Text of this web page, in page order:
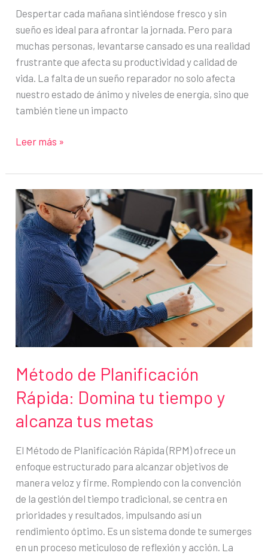
Despertar cada mañana sintiéndose fresco y sin
sueño es ideal para afrontar la jornada. Pero para
muchas personas, levantarse cansado es una realidad
frustrante que afecta su productividad y calidad de
vida. La falta de un sueño reparador no solo afecta
nuestro estado de ánimo y niveles de energía, sino que
también tiene un impacto
Hábitos
mejorar
la
calidad
del
sueño
y
despertarse
descansado
Leer más »
Método de Planificación
Rápida: Domina tu tiempo y
alcanza tus metas
El Método de Planificación Rápida (RPM) ofrece un
enfoque estructurado para alcanzar objetivos de
manera veloz y firme. Rompiendo con la convención
de la gestión del tiempo tradicional, se centra en
prioridades y resultados, impulsando así un
rendimiento óptimo. Es un sistema donde te sumerges
en un proceso meticuloso de reflexión y acción. La